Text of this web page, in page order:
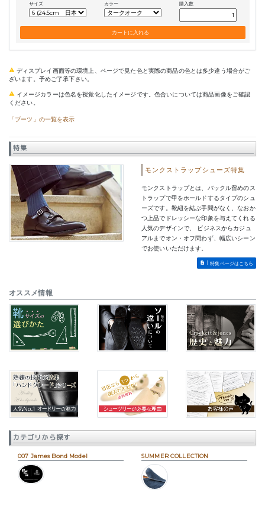
サイズ カラー 購入数
ディスプレイ画面等の環境上、ページで見た色と実際の商品の色とは多少違う場合がご
ざいます。予めご了承下さい。
イメージカラーは色名を視覚化したイメージです。色合いについては商品画像をご確認
ください。
「ブーツ」の一覧を表示
特集
モンクストラップシューズ特集
モンクストラップとは、バックル留めのス
トラップで甲をホールドするタイプのシュ
ーズです。靴紐を結ぶ手間がなく、なおか
つ上品でドレッシーな印象を与えてくれる
人気のデザインで、 ビジネスからカジュ
アルまでオン・オフ問わず、幅広いシーン
でお使いいただけます。
特集ページはこちら
オススメ情報
カテゴリから探す
007 James Bond Model SUMMER COLLECTION